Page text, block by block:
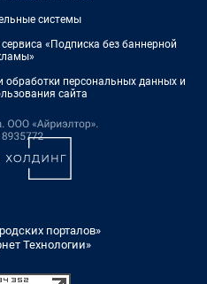
системы
«Подписка без баннерной
обработки персональных данных и
сайта
порталов»
Технологии»